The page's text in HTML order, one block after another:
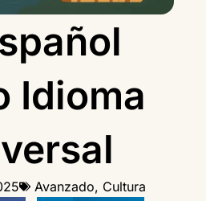
Idioma
Avanzado, Cultura